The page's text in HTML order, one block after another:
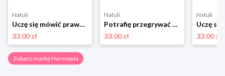
Natuli
Uczę się mówić prawdę karty pracy rozwijające umiejętność mówienia prawdy dla dzieci i młodzieży w wieku 8−15 lat w tym uczniów ze spektrum autyzmu Harmonia
33.00 zł
Natuli
Potrafię przegrywać karty pracy dla dzieci i młodzieży w wieku 8−15 lat mających problemy z zaakceptowaniem porażki w tym uczniów ze spektrum autyzmu Harmonia
33.00 zł
Natuli
33.00 zł
Zobacz markę Harmonia